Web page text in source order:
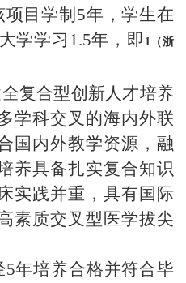
目学制 5年，学生在
学学习 1.5年，即 1 （浙
复合型创新人才培养
学科交叉的海内外联
国内外教学资源，融
养具备扎实复合知识
实践并重，具有国际
素质交叉型医学拔尖
5年培养合格并符合毕